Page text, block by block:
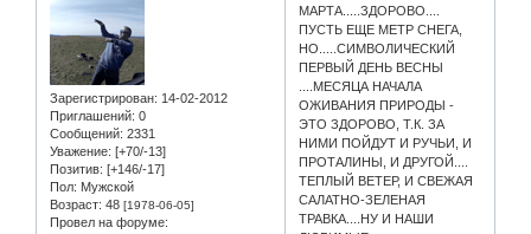
Зарегистрирован: 14-02-2012
Приглашений: 0
Сообщений: 2331
Уважение: [+70/-13]
Позитив: [+146/-17]
Пол: Мужской
Возраст: 48 [1978-06-05]
Провел на форуме:
МАРТА.....ЗДОРОВО....
ПУСТЬ ЕЩЕ МЕТР СНЕГА,
НО.....СИМВОЛИЧЕСКИЙ
ПЕРВЫЙ ДЕНЬ ВЕСНЫ
....МЕСЯЦА НАЧАЛА
ОЖИВАНИЯ ПРИРОДЫ -
ЭТО ЗДОРОВО, Т.К. ЗА
НИМИ ПОЙДУТ И РУЧЬИ, И
ПРОТАЛИНЫ, И ДРУГОЙ....
ТЕПЛЫЙ ВЕТЕР, И СВЕЖАЯ
САЛАТНО-ЗЕЛЕНАЯ
ТРАВКА....НУ И НАШИ